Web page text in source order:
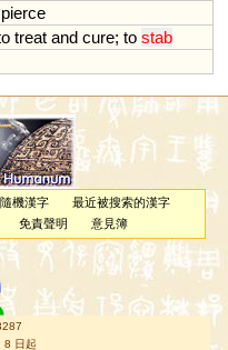
pierce
treat and cure; to stab
隨機漢字
最近被搜索的漢字
免責聲明 意見簿
8 日起